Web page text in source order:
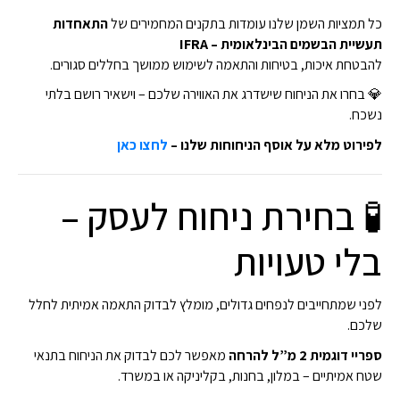
כל תמציות השמן שלנו עומדות בתקנים המחמירים שלהתאחדות
תעשיית הבשמים הבינלאומית – IFRA
להבטחת איכות, בטיחות והתאמה לשימוש ממושך בחללים סגורים.
💎 בחרו את הניחוח שישדרג את האווירה שלכם – וישאיר רושם בלתי
נשכח.
לפירוט מלא על אוסף הניחוחות שלנו – לחצו כאן
🧪 בחירת ניחוח לעסק –
בלי טעויות
לפני שמתחייבים לנפחים גדולים, מומלץ לבדוק התאמה אמיתית לחלל
שלכם.
ספריי דוגמית 2 מ”ל להרחה
מאפשר לכם לבדוק את הניחוח בתנאי
שטח אמיתיים – במלון, בחנות, בקליניקה או במשרד.